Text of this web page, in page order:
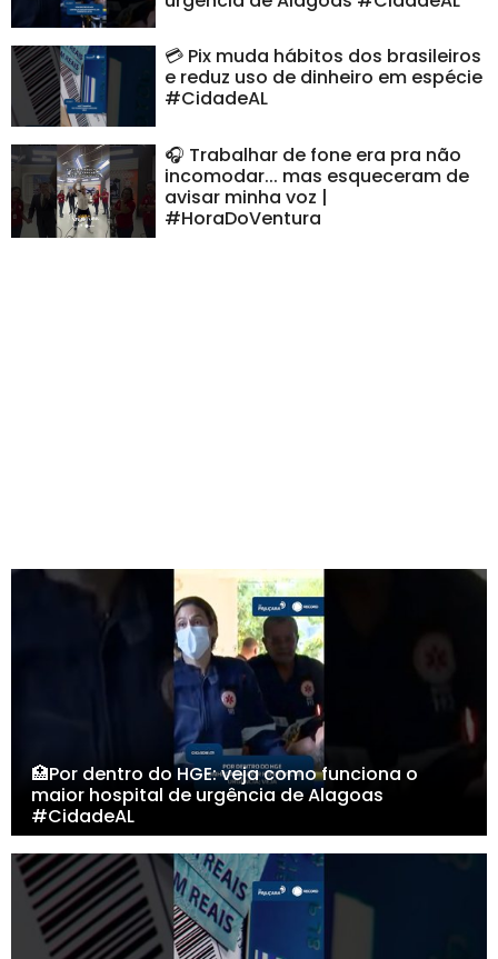
💳 Pix muda hábitos dos brasileiros
e reduz uso de dinheiro em espécie
#CidadeAL
🎧 Trabalhar de fone era pra não
incomodar... mas esqueceram de
avisar minha voz |
#HoraDoVentura
🏥Por dentro do HGE: veja como funciona o
maior hospital de urgência de Alagoas
#CidadeAL